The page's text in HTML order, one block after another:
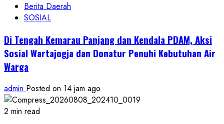
Berita Daerah
SOSIAL
Di Tengah Kemarau Panjang dan Kendala PDAM, Aksi
Sosial Wartajogja dan Donatur Penuhi Kebutuhan Air
Warga
admin Posted on 14 jam ago
2 min read